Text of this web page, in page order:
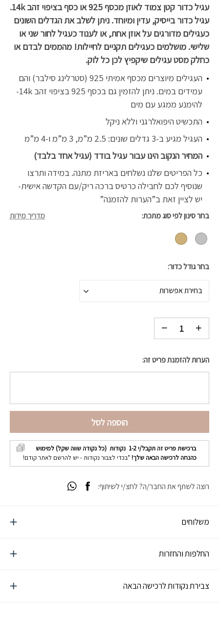
עגיל כדור קטן צמוד לאוזן מכסף 925 או כסף בציפוי זהב 14k.
עגיל כדור בייסיק, עדין ומיוחד. ניתן לשלב את הגדלים השונים
כעגילים מדורגים על אוזן אחת, או לענוד כעגיל לחור שני או
שלישי. מושלמים כעגילים תקניים לחיילות! מהממים לבדם או
כחלק מסט עגילים שיקפיץ לכן כל לוק.
העגילים מיוצרים מכסף אמיתי 925 (סטרלינג סילבר) והם
עמידים במים. ניתן להזמין גם בכסף 925 בציפוי זהב 14k-
להימנע ממגע עם מים
התכשיט היפואלרגני וללא ניקל
העגיל מגיע ב-3 גדלים שונים: 2.5 מ”מ, 3 מ”מ ו-4 מ”מ
המחיר הנקוב הינו עבור עגיל בודד (עגיל אחד בלבד)
כל הפריטים שלנו נשלחים באריזת מתנה. במידה ותרצו
שנוסיף לכם לחבילה כרטיס ברכה ריק/עם הקדשה אישית-
יש לציין זאת ב”הערות להזמנה”
בחר סינון לפי סוג מתכת מדריך מידות
בחר גודל כדור
בחירת אפשרות
הערות להזמנת פריט זה:
הוספה לסל
ברכישת פריט זה תקבל/י 1-2 נקודות (כל נקודה שווה שקל) למימוש
כהנחה לרכישה הבאה שלך! *בכדי לצבור נקודות - יש להרשם לאתר קודם!
משלוחים
החלפות והחזרות
צבירת נקודות לרכישה הבאה
רוצה לשתף את החבר/ה? לחצ/י לשיתוף: